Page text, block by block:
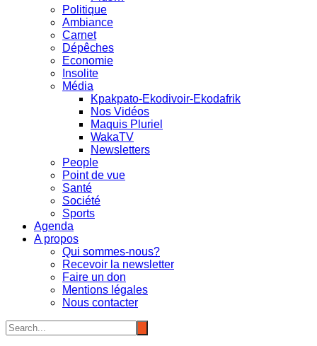
Politique
Ambiance
Carnet
Dépêches
Economie
Insolite
Média
Kpakpato-Ekodivoir-Ekodafrik
Nos Vidéos
Maquis Pluriel
WakaTV
Newsletters
People
Point de vue
Santé
Société
Sports
Agenda
A propos
Qui sommes-nous?
Recevoir la newsletter
Faire un don
Mentions légales
Nous contacter